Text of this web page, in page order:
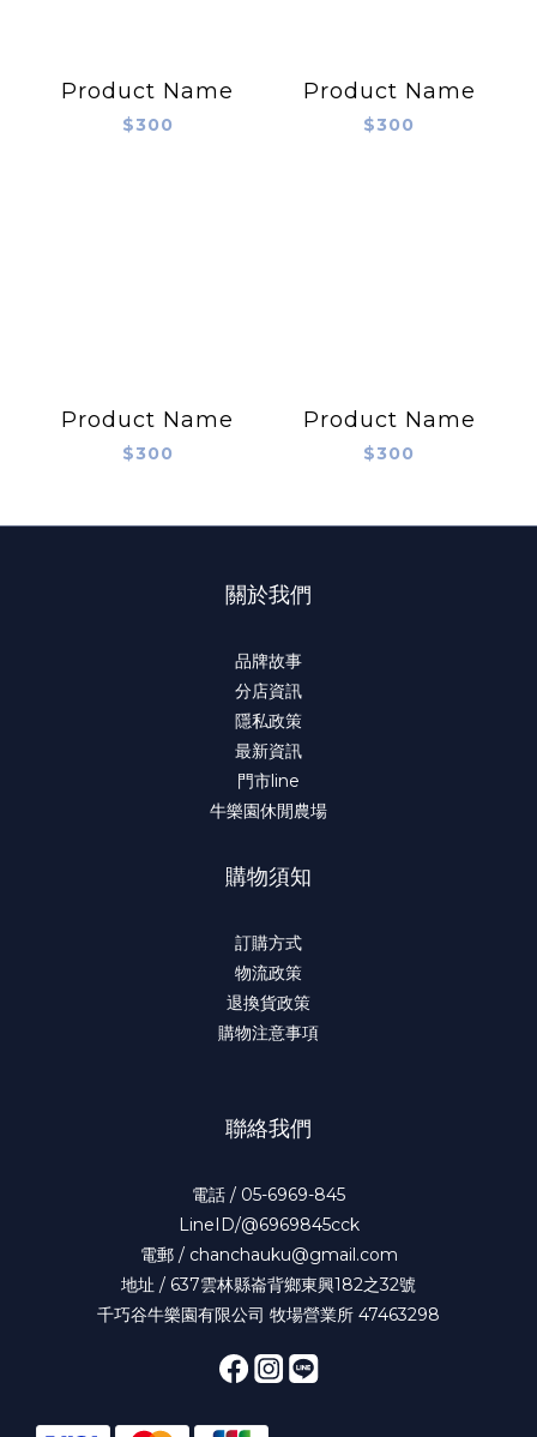
Product Name
$300
Product Name
$300
Product Name
$300
Product Name
$300
關於我們
品牌故事
分店資訊
隱私政策
最新資訊
門市line
牛樂園休閒農場
購物須知
訂購方式
物流政策
退換貨政策
購物注意事項
聯絡我們
電話 / 05-6969-845
LineID/@6969845cck
電郵 / chanchauku@gmail.com
地址 / 637雲林縣崙背鄉東興182之32號
千巧谷牛樂園有限公司 牧場營業所 47463298